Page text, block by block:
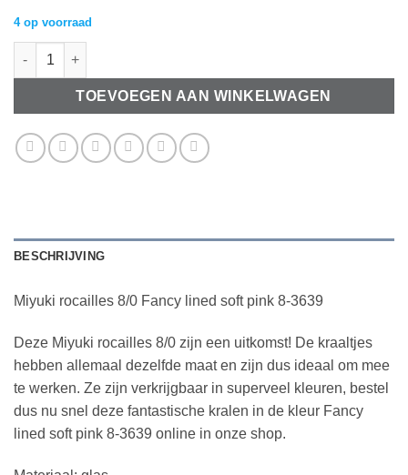
4 op voorraad
Miyuki rocailles 8/0 Fancy lined soft pink 8-3639 (5gr) aantal
TOEVOEGEN AAN WINKELWAGEN
BESCHRIJVING
Miyuki rocailles 8/0 Fancy lined soft pink 8-3639
Deze Miyuki rocailles 8/0 zijn een uitkomst! De kraaltjes
hebben allemaal dezelfde maat en zijn dus ideaal om mee
te werken. Ze zijn verkrijgbaar in superveel kleuren, bestel
dus nu snel deze fantastische kralen in de kleur Fancy
lined soft pink 8-3639 online in onze shop.